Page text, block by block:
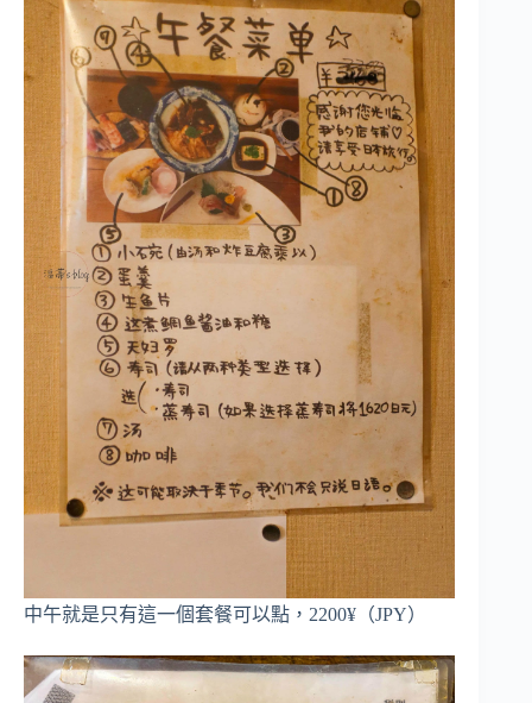
中午就是只有這一個套餐可以點，2200¥（JPY）